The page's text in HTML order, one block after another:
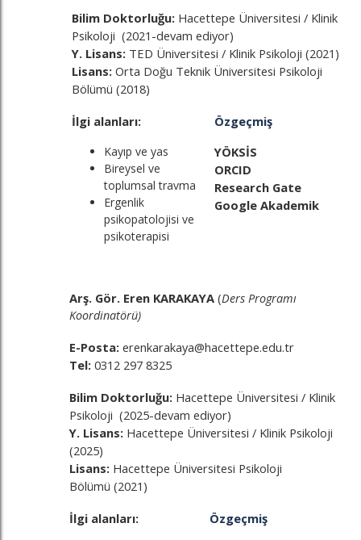
Bilim Doktorluğu: Hacettepe Üniversitesi / Klinik
Psikoloji (2021-devam ediyor)
Y. Lisans: TED Üniversitesi / Klinik Psikoloji (2021)
Lisans: Orta Doğu Teknik Üniversitesi Psikoloji
Bölümü (2018)
İlgi alanları:
Kayıp ve yas
Bireysel ve
toplumsal travma
Ergenlik
psikopatolojisi ve
psikoterapisi
Özgeçmiş
YÖKSİS
ORCID
Research Gate
Google Akademik
Arş. Gör. Eren KARAKAYA (Ders Programı
Koordinatörü)
E-Posta: erenkarakaya@hacettepe.edu.tr
Tel: 0312 297 8325
Bilim Doktorluğu: Hacettepe Üniversitesi / Klinik
Psikoloji (2025-devam ediyor)
Y. Lisans: Hacettepe Üniversitesi / Klinik Psikoloji
(2025)
Lisans: Hacettepe Üniversitesi Psikoloji
Bölümü (2021)
İlgi alanları:
Özgeçmiş